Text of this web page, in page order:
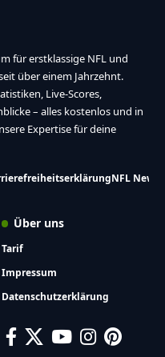
für erstklassige NFL und
über einem Jahrzehnt.
Live-Scores,
– alles kostenlos und in
Expertise für deine
NFL News
Über uns
Tarif
Impressum
Datenschutzerklärung